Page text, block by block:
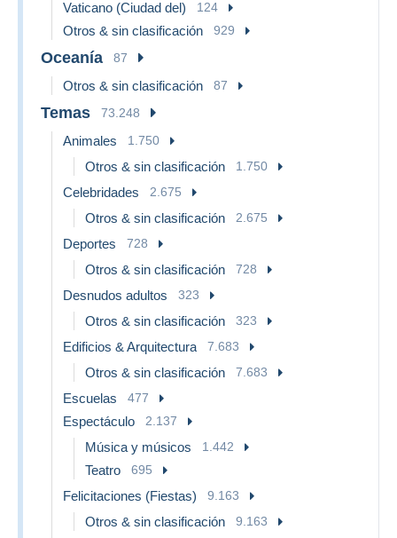
Vaticano (Ciudad del) 124
Otros & sin clasificación 929
Oceanía 87
Otros & sin clasificación 87
Temas 73.248
Animales 1.750
Otros & sin clasificación 1.750
Celebridades 2.675
Otros & sin clasificación 2.675
Deportes 728
Otros & sin clasificación 728
Desnudos adultos 323
Otros & sin clasificación 323
Edificios & Arquitectura 7.683
Otros & sin clasificación 7.683
Escuelas 477
Espectáculo 2.137
Música y músicos 1.442
Teatro 695
Felicitaciones (Fiestas) 9.163
Otros & sin clasificación 9.163